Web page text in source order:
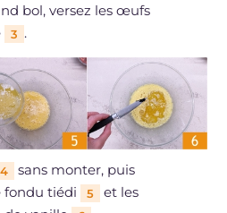
bol, versez les œufs
3 .
4
sans monter, puis
fondu tiédi
5
et les